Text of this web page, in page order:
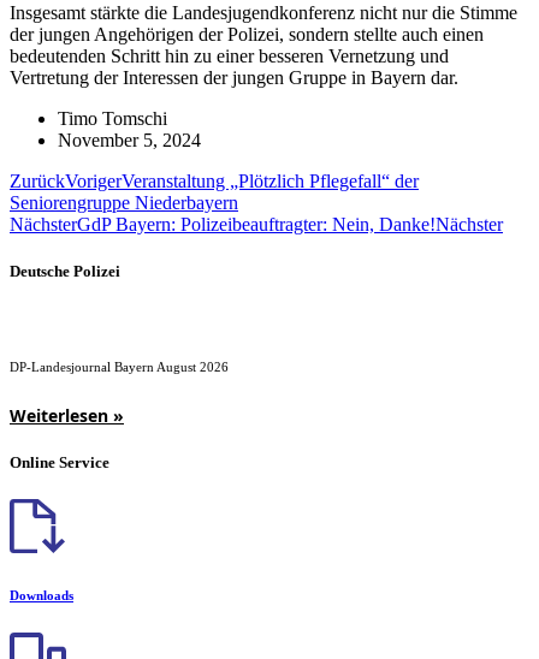
Insgesamt stärkte die Landesjugendkonferenz nicht nur die Stimme
der jungen Angehörigen der Polizei, sondern stellte auch einen
bedeutenden Schritt hin zu einer besseren Vernetzung und
Vertretung der Interessen der jungen Gruppe in Bayern dar.
Timo Tomschi
November 5, 2024
ZurückVorigerVeranstaltung „Plötzlich Pflegefall“ der
Seniorengruppe Niederbayern
NächsterGdP Bayern: Polizeibeauftragter: Nein, Danke!Nächster
Deutsche Polizei
DP-Landesjournal Bayern August 2026
Weiterlesen »
Online Service
Downloads